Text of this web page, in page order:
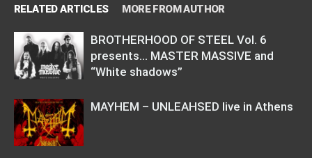
RELATED ARTICLES MORE FROM AUTHOR
BROTHERHOOD OF STEEL Vol. 6
presents… MASTER MASSIVE and
“White shadows”
MAYHEM – UNLEAHSED live in Athens